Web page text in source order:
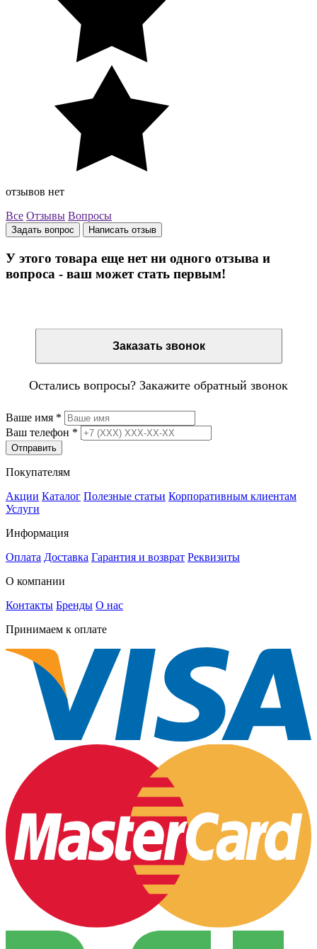
отзывов нет
Все Отзывы Вопросы
Задать вопрос Написать отзыв
У этого товара еще нет ни одного отзыва и
вопроса - ваш может стать первым!
Заказать звонок
Остались вопросы? Закажите обратный звонок
Ваше имя *
Ваш телефон *
Отправить
Покупателям
Акции Каталог Полезные статьи Корпоративным клиентам
Услуги
Информация
Оплата Доставка Гарантия и возврат Реквизиты
О компании
Контакты Бренды О нас
Принимаем к оплате